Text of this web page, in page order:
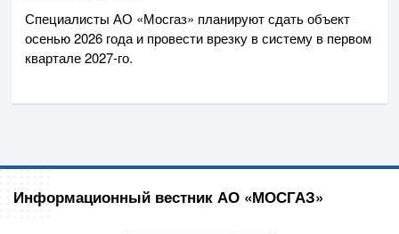
Специалисты АО «Мосгаз» планируют сдать объект
осенью 2026 года и провести врезку в систему в первом
квартале2027-го.
Информационный вестник АО «МОСГАЗ»